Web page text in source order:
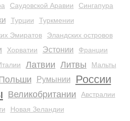
Саудовской Аравии Сингапура
Турции
Туркмении
Эмиратов
Эландских островов
Хорватии Эстонии
Франции
Латвии Литвы
Мальты
Румынии России
Великобритании
Австралии
Новая Зеландии